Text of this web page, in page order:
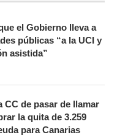
el Gobierno lleva a
públicas “a la UCI y
asistida”
CC de pasar de llamar
la quita de 3.259
para Canarias